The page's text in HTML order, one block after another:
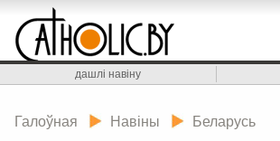
дашлі навіну
Галоўная Навіны Беларусь